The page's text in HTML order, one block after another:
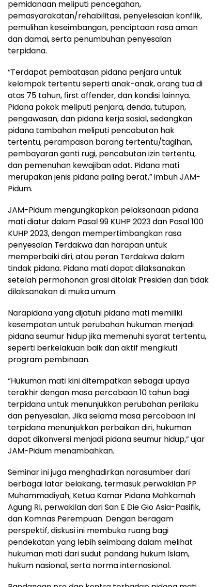
pemidanaan meliputi pencegahan,
pemasyarakatan/rehabilitasi, penyelesaian konflik,
pemulihan keseimbangan, penciptaan rasa aman
dan damai, serta penumbuhan penyesalan
terpidana.
“Terdapat pembatasan pidana penjara untuk
kelompok tertentu seperti anak-anak, orang tua di
atas 75 tahun, first offender, dan kondisi lainnya.
Pidana pokok meliputi penjara, denda, tutupan,
pengawasan, dan pidana kerja sosial, sedangkan
pidana tambahan meliputi pencabutan hak
tertentu, perampasan barang tertentu/tagihan,
pembayaran ganti rugi, pencabutan izin tertentu,
dan pemenuhan kewajiban adat. Pidana mati
merupakan jenis pidana paling berat,” imbuh JAM-
Pidum.
JAM-Pidum mengungkapkan pelaksanaan pidana
mati diatur dalam Pasal 99 KUHP 2023 dan Pasal 100
KUHP 2023, dengan mempertimbangkan rasa
penyesalan Terdakwa dan harapan untuk
memperbaiki diri, atau peran Terdakwa dalam
tindak pidana. Pidana mati dapat dilaksanakan
setelah permohonan grasi ditolak Presiden dan tidak
dilaksanakan di muka umum.
Narapidana yang dijatuhi pidana mati memiliki
kesempatan untuk perubahan hukuman menjadi
pidana seumur hidup jika memenuhi syarat tertentu,
seperti berkelakuan baik dan aktif mengikuti
program pembinaan.
“Hukuman mati kini ditempatkan sebagai upaya
terakhir dengan masa percobaan 10 tahun bagi
terpidana untuk menunjukkan perubahan perilaku
dan penyesalan. Jika selama masa percobaan ini
terpidana menunjukkan perbaikan diri, hukuman
dapat dikonversi menjadi pidana seumur hidup,” ujar
JAM-Pidum menambahkan.
Seminar ini juga menghadirkan narasumber dari
berbagai latar belakang, termasuk perwakilan PP
Muhammadiyah, Ketua Kamar Pidana Mahkamah
Agung RI, perwakilan dari San E Die Gio Asia-Pasifik,
dan Komnas Perempuan. Dengan beragam
perspektif, diskusi ini membuka ruang bagi
pendekatan yang lebih seimbang dalam melihat
hukuman mati dari sudut pandang hukum Islam,
hukum nasional, serta norma internasional.